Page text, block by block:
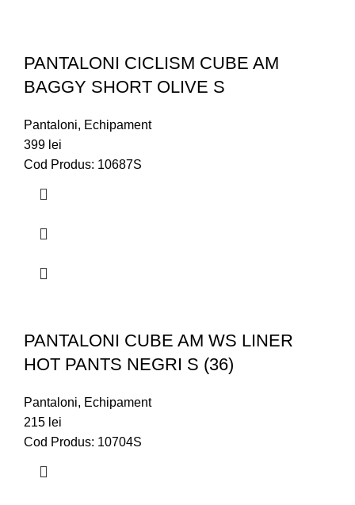
PANTALONI CICLISM CUBE AM
BAGGY SHORT OLIVE S
Pantaloni, Echipament
399 lei
Cod Produs: 10687S
PANTALONI CUBE AM WS LINER
HOT PANTS NEGRI S (36)
Pantaloni, Echipament
215 lei
Cod Produs: 10704S